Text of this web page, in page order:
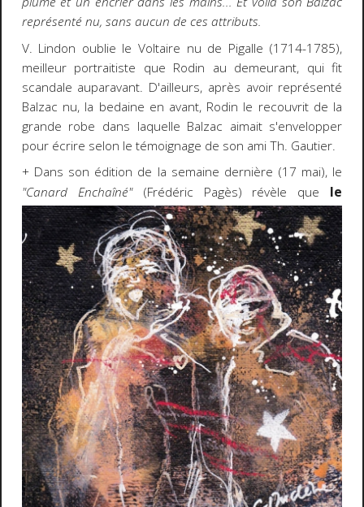
représenté nu, sans aucun de ces attributs.
V. Lindon oublie le Voltaire nu de Pigalle (1714-1785),
meilleur portraitiste que Rodin au demeurant, qui fit
scandale auparavant. D'ailleurs, après avoir représenté
Balzac nu, la bedaine en avant, Rodin le recouvrit de la
grande robe dans laquelle Balzac aimait s'envelopper
pour écrire selon le témoignage de son ami Th. Gautier.
+ Dans son édition de la semaine dernière (17 mai), le
"Canard Enchaîné"(Frédéric Pagès) révèle que le